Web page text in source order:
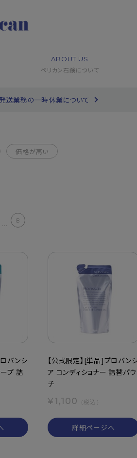
ABOUT US
ペリカン石鹸について
送業務の一時休業について
価格が高い
... 8
バンシ
ープ 詰
【公式限定】[単品]プロバン
ア コンディショナー 詰替パウ
チ
¥1,100 （税込）
詳細ページへ